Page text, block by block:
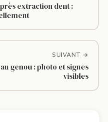
extraction dent :
SUIVANT →
genou : photo et signes
visibles